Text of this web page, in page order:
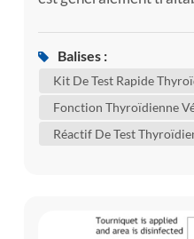
naturellement
informations sur les
Balises :
Kit De Test Rapide
Fonction Thyroïdienne
Réactif De Test